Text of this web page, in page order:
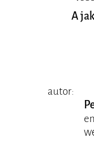
A
autor: